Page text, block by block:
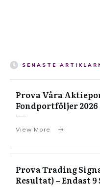
SENASTE
Prova Våra
Fondportföljer 2026
View More
Prova Trading
Resultat) – Endast 9